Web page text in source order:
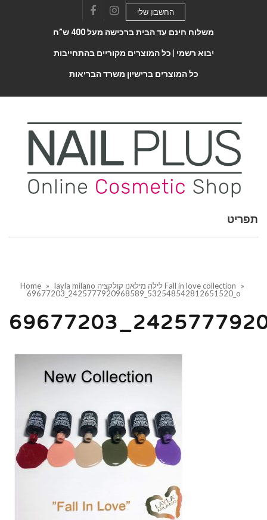
FacebookInstagram
החשבון שלי
משלוח חינם עד הבית ברכישה מעל 400 ש”ח
יבוא רשמי | כל המוצרים מקוריים בהתחייבות
כל המוצרים ברישיון משרד הבריאות
Toggle
תפריט
Home » layla milano לילה מילאנו קולקציה Fall in love collection
»
69677203_2425777920968589_532548542812651520_o